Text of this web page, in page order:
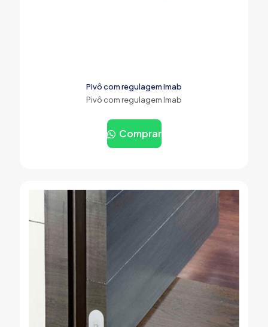
Pivô com regulagem Imab
Pivô com regulagem Imab
Comprar